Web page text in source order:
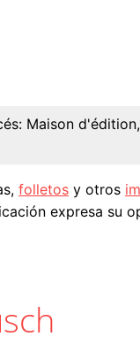
Maison
folletos y otros
expresa su